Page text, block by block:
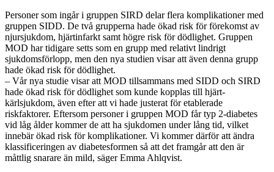
Personer som ingår i gruppen SIRD delar flera komplikationer med
gruppen SIDD. De två grupperna hade ökad risk för förekomst av
njursjukdom, hjärtinfarkt samt högre risk för dödlighet. Gruppen
MOD har tidigare setts som en grupp med relativt lindrigt
sjukdomsförlopp, men den nya studien visar att även denna grupp
hade ökad risk för dödlighet.
– Vår nya studie visar att MOD tillsammans med SIDD och SIRD
hade ökad risk för dödlighet som kunde kopplas till hjärt-
kärlsjukdom, även efter att vi hade justerat för etablerade
riskfaktorer. Eftersom personer i gruppen MOD får typ 2-diabetes
vid låg ålder kommer de att ha sjukdomen under lång tid, vilket
innebär ökad risk för komplikationer. Vi kommer därför att ändra
klassificeringen av diabetesformen så att det framgår att den är
måttlig snarare än mild, säger Emma Ahlqvist.